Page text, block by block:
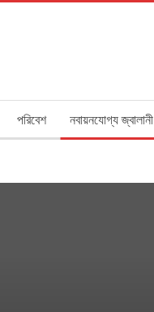
পরিবেশ নবায়নযোগ্য জ্বালানী